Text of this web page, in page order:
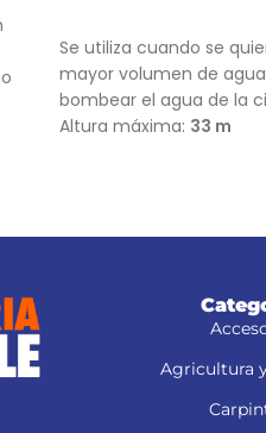
Se utiliza cuando se
mayor volumen de
bombear el agua de la
Altura máxima: 33 m
Agricultura